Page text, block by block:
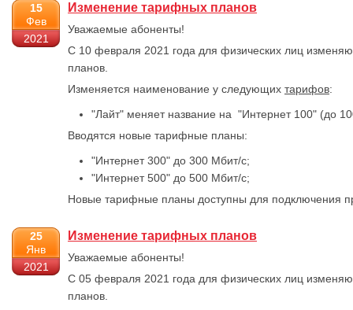
15
Фев
2021
Изменение тарифных планов
Уважаемые абоненты!
С 10 февраля 2021 года для физических лиц
планов.
Изменяется наименование у следующих тарифов:
"Лайт" меняет название на "Интернет 100" (до
Вводятся новые тарифные планы:
"Интернет 300" до 300 Мбит/с;
"Интернет 500" до 500 Мбит/с;
Новые тарифные планы доступны для подключения
25
Янв
2021
Изменение тарифных планов
Уважаемые абоненты!
С 05 февраля 2021 года для физических лиц
планов.